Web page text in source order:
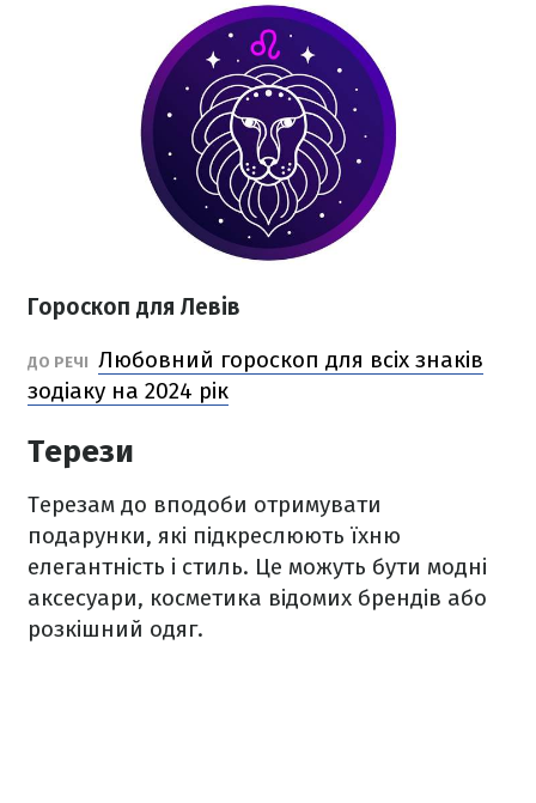
Гороскоп для Левів
ДО РЕЧІ Любовний гороскоп для всіх знаків
зодіаку на 2024 рік
Терези
Терезам до вподоби отримувати
подарунки, які підкреслюють їхню
елегантність і стиль. Це можуть бути модні
аксесуари, косметика відомих брендів або
розкішний одяг.